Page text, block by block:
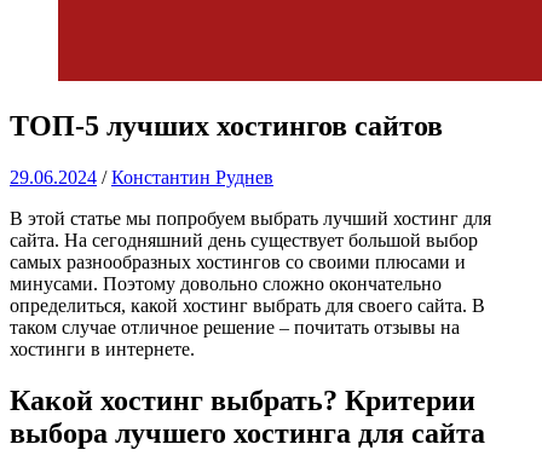
ТОП-5 лучших хостингов сайтов
29.06.2024 /Константин Руднев
В этой статье мы попробуем выбрать лучший хостинг для
сайта. На сегодняшний день существует большой выбор
самых разнообразных хостингов со своими плюсами и
минусами. Поэтому довольно сложно окончательно
определиться, какой хостинг выбрать для своего сайта. В
таком случае отличное решение – почитать отзывы на
хостинги в интернете.
Какой хостинг выбрать? Критерии
выбора лучшего хостинга для сайта